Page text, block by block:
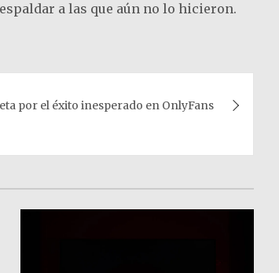
a las que aún no lo hicieron.
por el éxito inesperado en OnlyFans